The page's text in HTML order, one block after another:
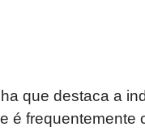
que destaca a
é frequentemente